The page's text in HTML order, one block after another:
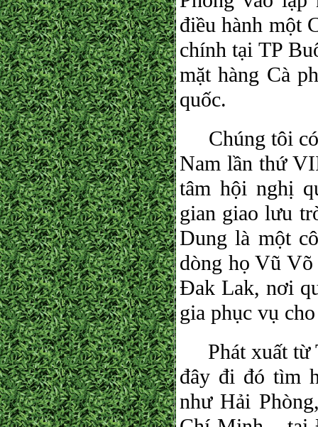
điều hành một
chính tại TP
mặt hàng Cà
quốc.
Chúng tôi có
Nam lần thứ
tâm hội nghị
gian giao lưu
Dung là một
dòng họ Vũ
Đak Lak, nơi
gia phục vụ
Phát xuất từ
đây đi đó tìm
như Hải